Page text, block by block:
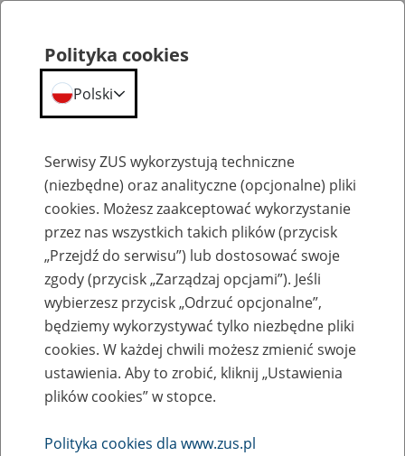
Szkolenia
Zaproś ZUS do siebie - zakładanie profili
eZUS w siedzibie Twojej firmy
Rodzaj wydarzenia
Polityka cookies
Polski
Serwisy ZUS wykorzystują techniczne
(niezbędne) oraz analityczne (opcjonalne) pliki
cookies. Możesz zaakceptować wykorzystanie
przez nas wszystkich takich plików (przycisk
„Przejdź do serwisu”) lub dostosować swoje
zgody (przycisk „Zarządzaj opcjami”). Jeśli
wybierzesz przycisk „Odrzuć opcjonalne”,
będziemy wykorzystywać tylko niezbędne pliki
cookies. W każdej chwili możesz zmienić swoje
ustawienia. Aby to zrobić, kliknij „Ustawienia
plików cookies” w stopce.
Polityka cookies dla www.zus.pl